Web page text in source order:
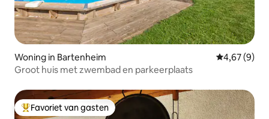
Woning in Bartenheim Gemiddelde
4,67 (9)
Groot huis met zwembad en parkeerplaats
Topfavoriet van gasten
Favoriet van gasten